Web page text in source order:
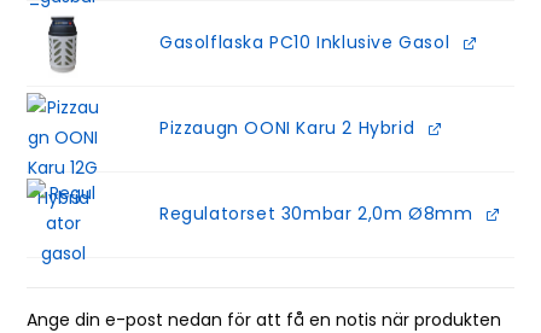
Gasolflaska PC10 Inklusive Gasol
Pizzaugn OONI Karu 2 Hybrid
Regulatorset 30mbar 2,0m Ø8mm
Ange din e-post nedan för att få en notis när produkten